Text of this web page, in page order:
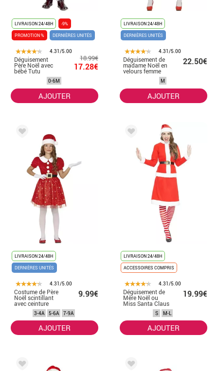
LIVRAISON 24/48H
-9%
PROMOTION %
DERNIÈRES UNITÉS
4.31/5.00
Déguisement
Père Noël avec
bébé Tutu
18.99€
17.28€
0-6M
AJOUTER
LIVRAISON 24/48H
DERNIÈRES UNITÉS
4.31/5.00
Déguisement de
madame Noël en
velours femme
22.50€
M
AJOUTER
LIVRAISON 24/48H
DERNIÈRES UNITÉS
4.31/5.00
Costume de Père
Noël scintillant
avec ceinture
pour fille
9.99€
3-4A 5-6A 7-9A
AJOUTER
LIVRAISON 24/48H
ACCESSOIRES COMPRIS
4.31/5.00
Déguisement de
Mère Noël ou
Miss Santa Claus
pour femme
19.99€
S M-L
AJOUTER